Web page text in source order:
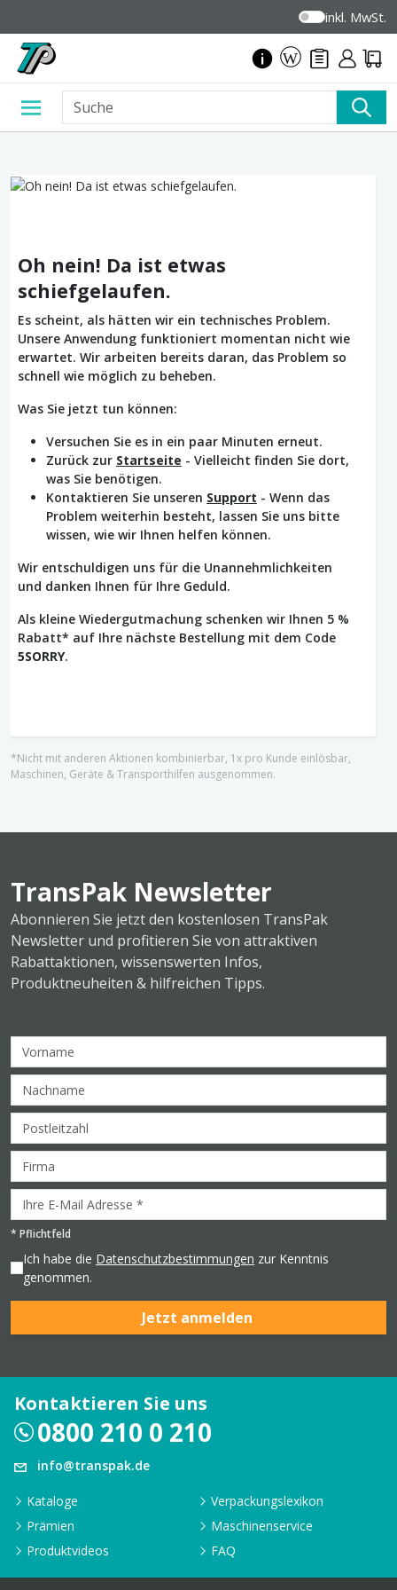
inkl. MwSt.
Oh nein! Da ist etwas
schiefgelaufen.
Es scheint, als hätten wir ein technisches Problem.
Unsere Anwendung funktioniert momentan nicht wie
erwartet. Wir arbeiten bereits daran, das Problem so
schnell wie möglich zu beheben.
Was Sie jetzt tun können:
Versuchen Sie es in ein paar Minuten erneut.
Zurück zur Startseite - Vielleicht finden Sie dort,
was Sie benötigen.
Kontaktieren Sie unseren Support - Wenn das
Problem weiterhin besteht, lassen Sie uns bitte
wissen, wie wir Ihnen helfen können.
Wir entschuldigen uns für die Unannehmlichkeiten
und danken Ihnen für Ihre Geduld.
Als kleine Wiedergutmachung schenken wir Ihnen 5 %
Rabatt* auf Ihre nächste Bestellung mit dem Code
5SORRY.
*Nicht mit anderen Aktionen kombinierbar, 1x pro Kunde einlösbar,
Maschinen, Geräte & Transporthilfen ausgenommen.
TransPak Newsletter
Abonnieren Sie jetzt den kostenlosen TransPak
Newsletter und profitieren Sie von attraktiven
Rabattaktionen, wissenswerten Infos,
Produktneuheiten & hilfreichen Tipps.
* Pflichtfeld
Ich habe die Datenschutzbestimmungen zur Kenntnis
genommen.
Jetzt anmelden
Kontaktieren Sie uns
0800 210 0 210
info@transpak.de
Kataloge
Verpackungslexikon
Prämien
Maschinenservice
Produktvideos
FAQ